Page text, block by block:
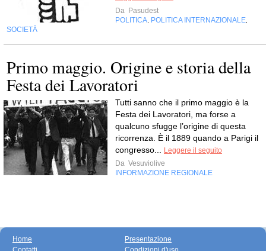
Da Pasudest
POLITICA POLITICA INTERNAZIONALE
SOCIETÀ
Primo maggio. Origine e storia della
Festa dei Lavoratori
Tutti sanno che il primo maggio è la
Festa dei Lavoratori, ma forse a
qualcuno sfugge l’origine di questa
ricorrenza. È il 1889 quando a Parigi il
congresso...
Leggere il seguito
Da Vesuviolive
INFORMAZIONE REGIONALE
Home
Presentazione